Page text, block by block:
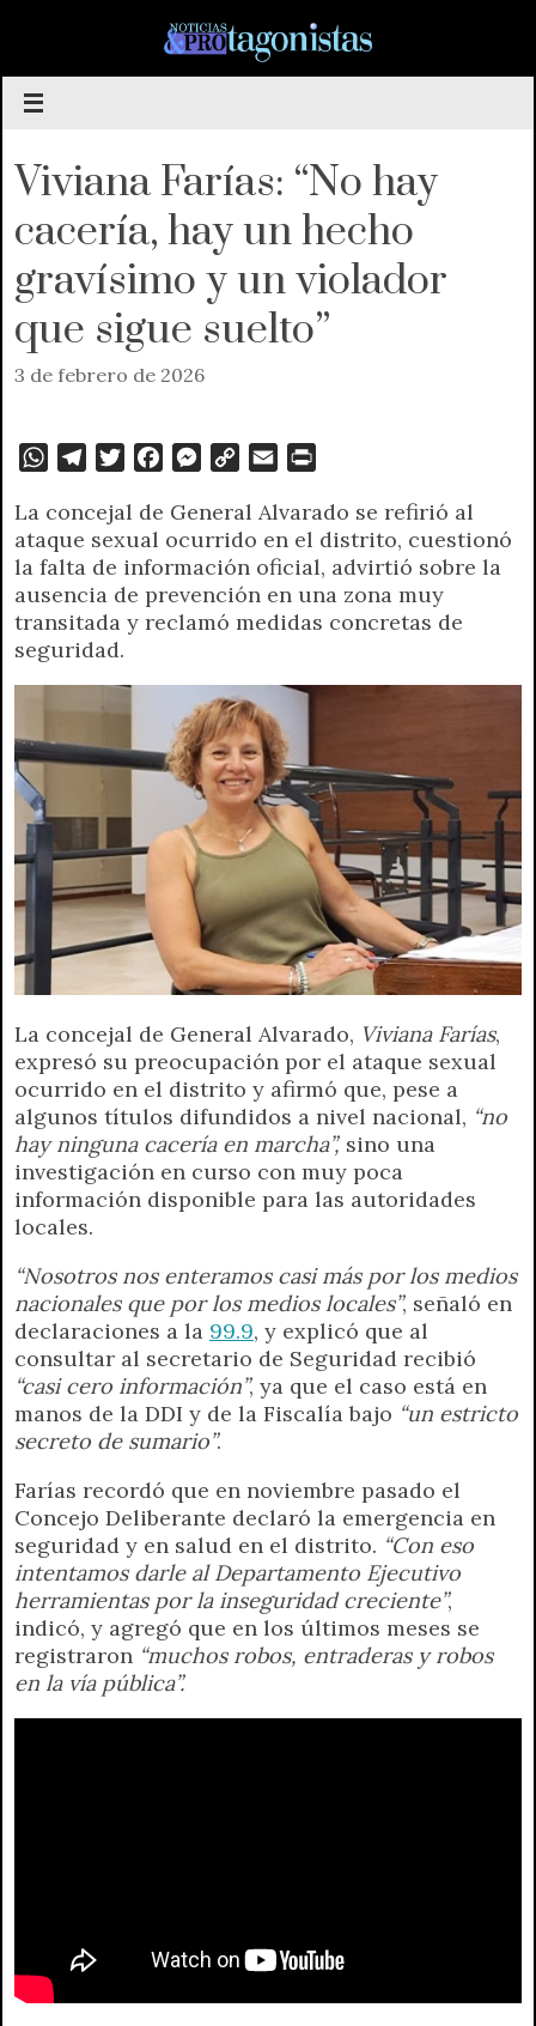
contenido
Viviana Farías: “No hay
cacería, hay un hecho
gravísimo y un violador
que sigue suelto”
3 de febrero de 2026
W
a
t
s
A
p
p
l
e
g
r
a
m
i
t
t
e
r
c
e
b
o
o
M
s
s
e
n
g
r
p
y
L
i
n
a
i
l
i
n
t
F
r
e
l
y
La concejal de General Alvarado se refirió al
ataque sexual ocurrido en el distrito, cuestionó
la falta de información oficial, advirtió sobre la
ausencia de prevención en una zona muy
transitada y reclamó medidas concretas de
seguridad.
La concejal de General Alvarado, Viviana Farías,
expresó su preocupación por el ataque sexual
ocurrido en el distrito y afirmó que, pese a
algunos títulos difundidos a nivel nacional, “no
hay ninguna cacería en marcha”, sino una
investigación en curso con muy poca
información disponible para las autoridades
locales.
“Nosotros nos enteramos casi más por los medios
nacionales que por los medios locales”, señaló en
declaraciones a la 99.9, y explicó que al
consultar al secretario de Seguridad recibió
“casi cero información”, ya que el caso está en
manos de la DDI y de la Fiscalía bajo “un estricto
secreto de sumario”.
Farías recordó que en noviembre pasado el
Concejo Deliberante declaró la emergencia en
seguridad y en salud en el distrito. “Con eso
intentamos darle al Departamento Ejecutivo
herramientas por la inseguridad creciente”,
indicó, y agregó que en los últimos meses se
registraron “muchos robos, entraderas y robos
en la vía pública”.